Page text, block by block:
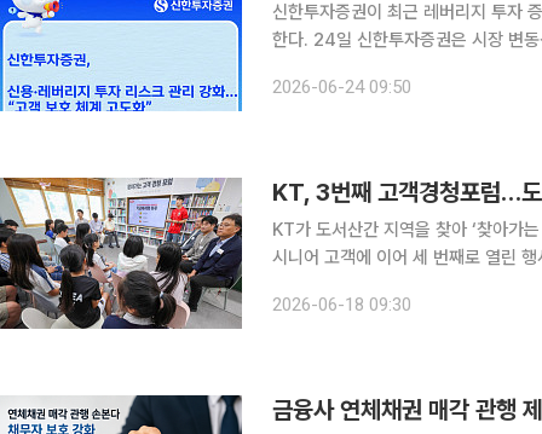
신한투자증권이 최근 레버리지 투자
한다. 24일 신한투자증권은 시장 변동성과 신용잔고 증가로 투자자의 위험 노출 가능성이 확대됨에
자자를 대상으로 투자 위험 고지 및
2026-06-24 09:50
KT, 3번째 고객경청포럼…
KT가 도서산간 지역을 찾아 ‘찾아가
시니어 고객에 이어 세 번째로 열린
KT는 학교를 매개로 지역 주민들의
2026-06-18 09:30
금융사 연체채권 매각 관행